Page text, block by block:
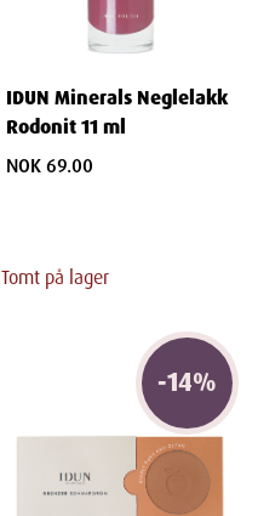
IDUN Minerals Neglelakk
Rodonit 11 ml
NOK 69.00
Tomt på lager
-14%